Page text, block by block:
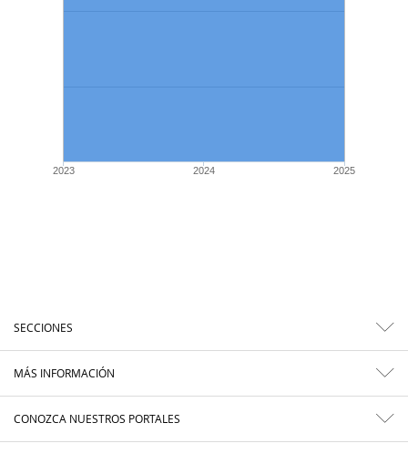
2023 2024 2025
SECCIONES
MÁS INFORMACIÓN
CONOZCA NUESTROS PORTALES